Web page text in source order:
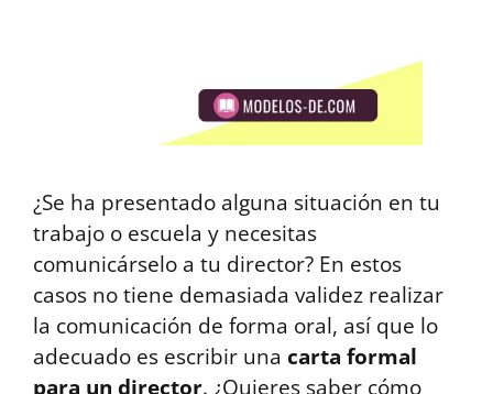
¿Se ha presentado alguna situación en tu
trabajo o escuela y necesitas
comunicárselo a tu director? En estos
casos no tiene demasiada validez realizar
la comunicación de forma oral, así que lo
adecuado es escribir una carta formal
para un director. ¿Quieres saber cómo